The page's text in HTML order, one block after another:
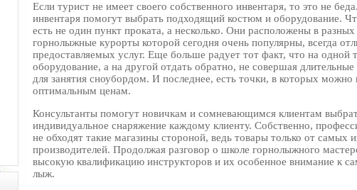
Если турист не имеет своего собственного инвентаря, то это не
инвентаря помогут выбрать подходящий костюм и оборудование.
есть не один пункт проката, а несколько. Они расположены в
горнолыжные курорты которой сегодня очень популярны, всегда
предоставляемых услуг. Еще больше радует тот факт, что на одной
оборудование, а на другой отдать обратно, не совершая
для занятия сноубордом. И последнее, есть точки, в которых можно
оптимальным ценам.
Консультанты помогут новичкам и сомневающимся клиентам
индивидуальное снаряжение каждому клиенту. Собственно,
не обходят такие магазины стороной, ведь товары только от самых
производителей. Продолжая разговор о школе горнолыжного
высокую квалификацию инструкторов и их особенное внимание к
лыж.